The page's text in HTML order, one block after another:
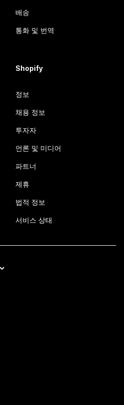
배송
통화 및 번역
Shopify
정보
채용 정보
투자자
언론 및 미디어
파트너
제휴
법적 정보
서비스 상태